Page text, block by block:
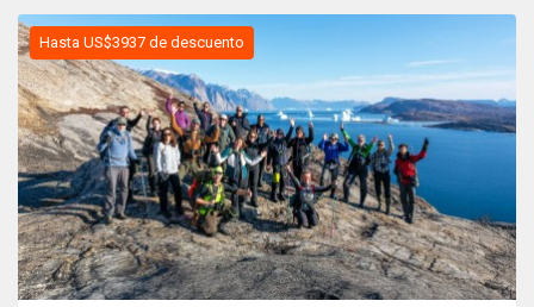
Hasta US$3937 de descuento